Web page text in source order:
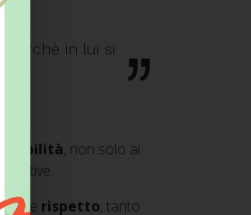
in lui si
, non solo ai
e rispetto, tanto